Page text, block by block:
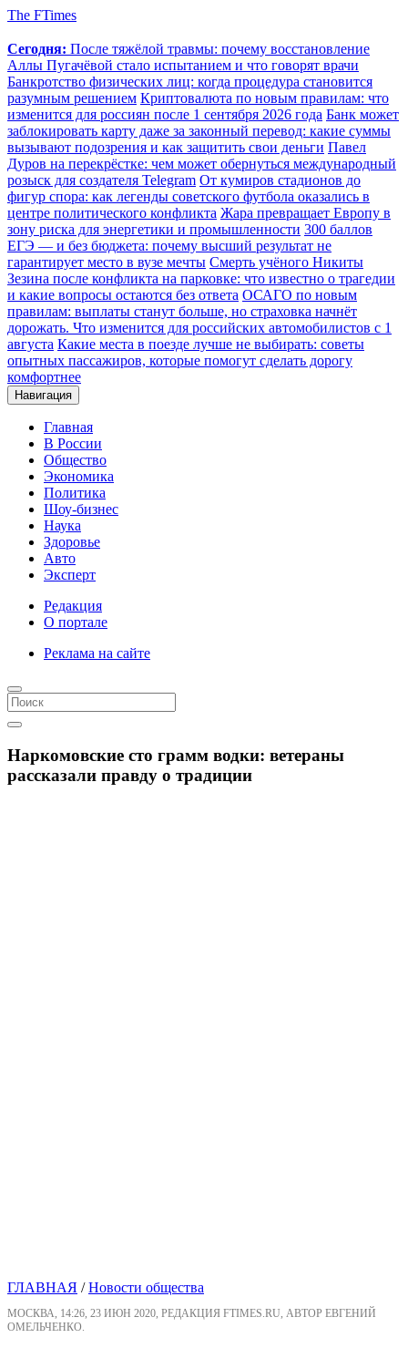
The FTimes
Сегодня: После тяжёлой травмы: почему восстановление
Аллы Пугачёвой стало испытанием и что говорят врачи
Банкротство физических лиц: когда процедура становится
разумным решением Криптовалюта по новым правилам: что
изменится для россиян после 1 сентября 2026 года Банк может
заблокировать карту даже за законный перевод: какие суммы
вызывают подозрения и как защитить свои деньги Павел
Дуров на перекрёстке: чем может обернуться международный
розыск для создателя Telegram От кумиров стадионов до
фигур спора: как легенды советского футбола оказались в
центре политического конфликта Жара превращает Европу в
зону риска для энергетики и промышленности 300 баллов
ЕГЭ — и без бюджета: почему высший результат не
гарантирует место в вузе мечты Смерть учёного Никиты
Зезина после конфликта на парковке: что известно о трагедии
и какие вопросы остаются без ответа ОСАГО по новым
правилам: выплаты станут больше, но страховка начнёт
дорожать. Что изменится для российских автомобилистов с 1
августа Какие места в поезде лучше не выбирать: советы
опытных пассажиров, которые помогут сделать дорогу
комфортнее
Навигация
Главная
В России
Общество
Экономика
Политика
Шоу-бизнес
Наука
Здоровье
Авто
Эксперт
Редакция
О портале
Реклама на сайте
Наркомовские сто грамм водки: ветераны
рассказали правду о традиции
ГЛАВНАЯ /Новости общества
МОСКВА, 14:26, 23 ИЮН 2020, РЕДАКЦИЯ FTIMES.RU, АВТОР ЕВГЕНИЙ
ОМЕЛЬЧЕНКО.